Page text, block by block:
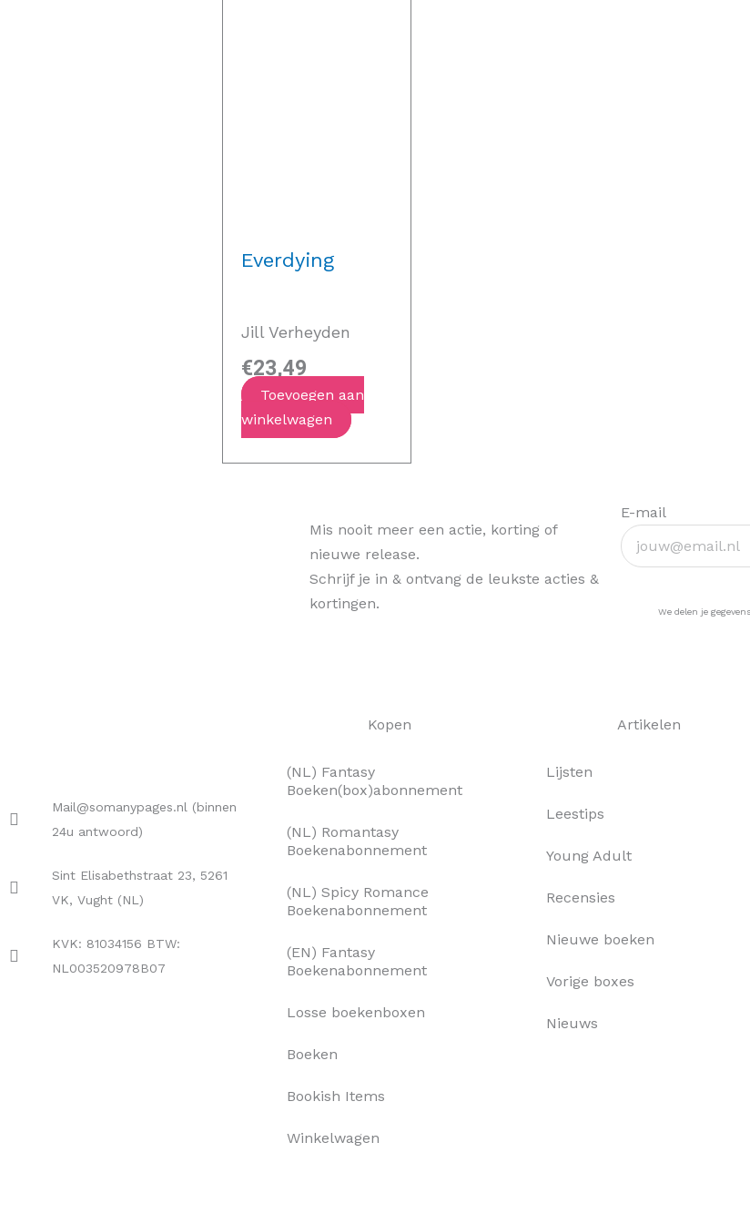
Everdying
Jill Verheyden
€23,49
Toevoegen aan
winkelwagen
Mis nooit meer een actie, korting of
nieuwe release.
Schrijf je in & ontvang de leukste acties &
kortingen.
E-mail
We delen je
Mail@somanypages.nl (binnen
24u antwoord)
Sint Elisabethstraat 23, 5261
VK, Vught (NL)
KVK: 81034156 BTW:
NL003520978B07
Kopen
(NL) Fantasy
Boeken(box)abonnement
(NL) Romantasy
Boekenabonnement
(NL) Spicy Romance
Boekenabonnement
(EN) Fantasy
Boekenabonnement
Losse boekenboxen
Boeken
Bookish Items
Winkelwagen
Artikelen
Lijsten
Leestips
Young Adult
Recensies
Nieuwe boeken
Vorige boxes
Nieuws